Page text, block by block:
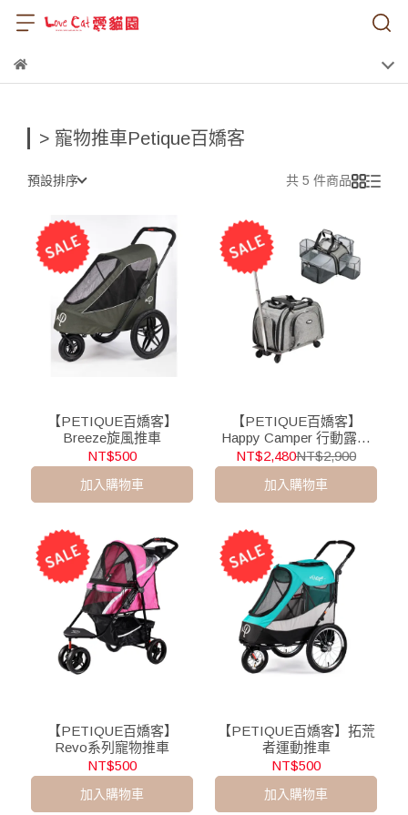
> 寵物推車Petique百嬌客
預設排序 共 5 件商品
【PETIQUE百嬌客】
Breeze旋風推車
NT$500
加入購物車
【PETIQUE百嬌客】
Happy Camper 行動露營
車
NT$2,480NT$2,900
加入購物車
【PETIQUE百嬌客】
Revo系列寵物推車
NT$500
加入購物車
【PETIQUE百嬌客】拓荒
者運動推車
NT$500
加入購物車